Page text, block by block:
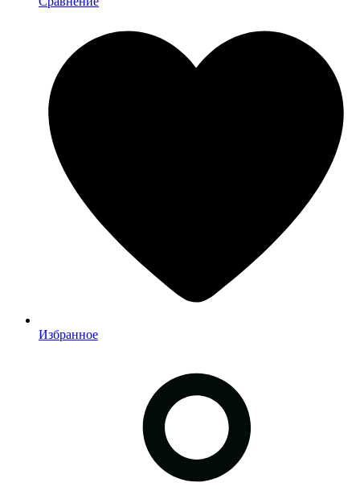
Избранное